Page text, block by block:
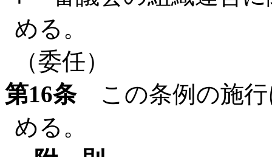
める。
（委任）
第16条この条例の施行
める。